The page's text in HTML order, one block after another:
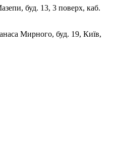
буд. 13, 3 поверх, каб.
Мирного, буд. 19, Київ,